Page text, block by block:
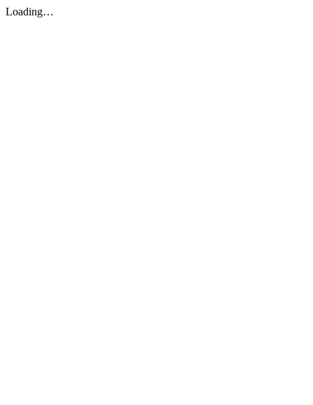
Loading…